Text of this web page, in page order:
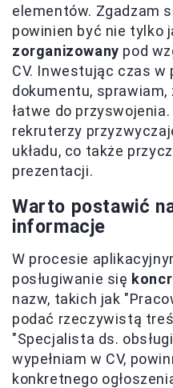
elementów. Zgadzam
powinien być nie tylko
zorganizowany pod
CV. Inwestując czas
dokumentu,
łatwe do
rekruterzy
układu, co także
prezentacji.
Warto postawić
informacje
W procesie
posługiwanie się
nazw, takich jak
podać rzeczywistą
"Specjalista ds.
wypełniam w CV,
konkretnego